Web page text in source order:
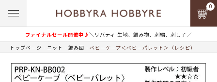
ファイナルセール開催中♪＼リバティ 生地、編み物、刺繍、刺し子／
0
トップページ ニット 編み図 ベビーケープ＜ベビーパレット＞（レシピ）